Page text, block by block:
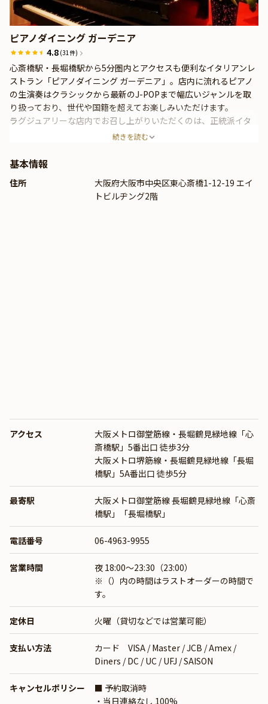
ピアノダイニング ガーデニア
4.8 (31件)
心斎橋駅・長堀橋駅から5分圏内とアクセスも便利なイタリアンレ
ストラン「ピアノダイニング ガーデニア」。店内に流れるピアノ
の生演奏はクラシックから最新のJ-POPまで幅広いジャンルを取
り扱っており、世代や国籍を超えてお楽しみいただけます。
ラグジュアリーな店内でお召し上がりいただくのは、正統派イタ
リアンに遊び心を加えた色彩豊かなお料理の数々。ソムリエの資
続きを読む
基本情報
住所
大阪府大阪市中央区東心斎橋1-12-19 エイ
トビルヂング2階
アクセス
大阪メトロ御堂筋線・長堀鶴見緑地線「心
斎橋駅」5番出口 徒歩3分
大阪メトロ堺筋線・長堀鶴見緑地線「長堀
橋駅」5A番出口 徒歩5分
最寄駅 大阪メトロ御堂筋線長堀鶴見緑地線「心斎
橋駅」「長堀橋駅」
電話番号 06-4963-9955
営業時間
夜 18:00～23:30（23:00）
※（）内の時間はラストオーダーの時間で
す。
定休日 火曜（貸切などでは営業可能）
支払い方法
カード VISA / Master / JCB / Amex /
Diners / DC / UC / UFJ / SAISON
キャンセルポリシー
■ 予約取消時
・当日連絡なし 100%